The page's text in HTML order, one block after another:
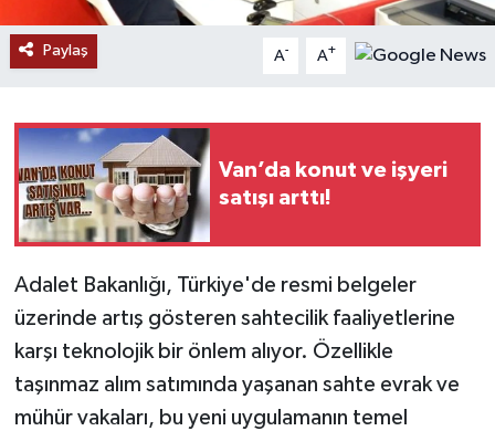
Paylaş A- A+
Van’da konut ve işyeri
satışı arttı!
Adalet Bakanlığı, Türkiye'de resmi belgeler
üzerinde artış gösteren sahtecilik faaliyetlerine
karşı teknolojik bir önlem alıyor. Özellikle
taşınmaz alım satımında yaşanan sahte evrak ve
mühür vakaları, bu yeni uygulamanın temel